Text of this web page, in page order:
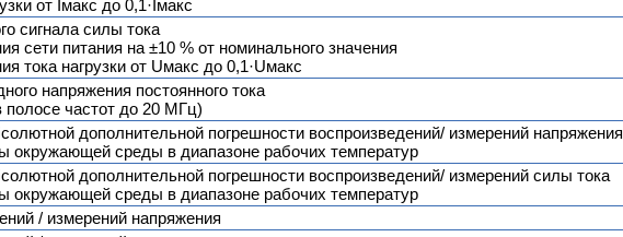
от Iмакс до 0,1·Iмакс
сигнала силы тока
сети питания на ±10 % от номинального значения
тока нагрузки от Uмакс до 0,1·Uмакс
напряжения постоянного тока
полосе частот до 20 МГц)
дополнительной погрешности воспроизведений/ измерений напряжения
окружающей среды в диапазоне рабочих температур
дополнительной погрешности воспроизведений/ измерений силы тока
окружающей среды в диапазоне рабочих температур
/ измерений напряжения